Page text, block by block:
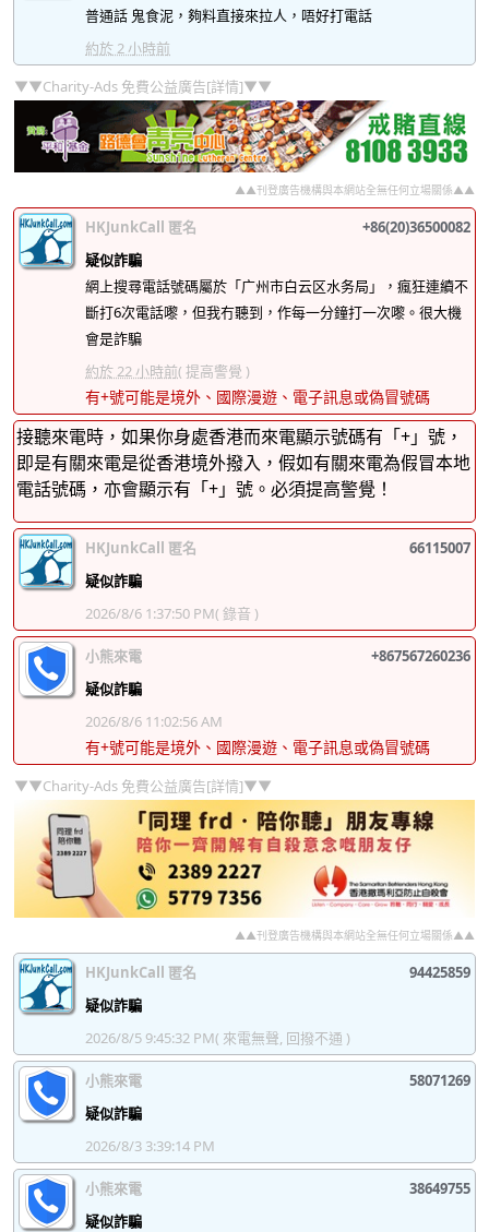
普通話 鬼食泥，夠料直接來拉人，唔好打電話
約於 2 小時前
▼▼Charity-Ads 免費公益廣告[詳情]▼▼
▲▲刊登廣告機構與本網站全無任何立場關係▲▲
HKJunkCall 匿名
+86(20)36500082
疑似詐騙
網上搜尋電話號碼屬於「广州市白云区水务局」，瘋狂連續不
斷打6次電話嚟，但我冇聽到，作每一分鐘打一次嚟。很大機
會是詐騙
約於 22 小時前( 提高警覺 )
有+號可能是境外、國際漫遊、電子訊息或偽冒號碼
接聽來電時，如果你身處香港而來電顯示號碼有「+」號，
即是有關來電是從香港境外撥入，假如有關來電為假冒本地
電話號碼，亦會顯示有「+」號。必須提高警覺！
HKJunkCall 匿名
66115007
疑似詐騙
2026/8/6 1:37:50 PM( 錄音 )
小熊來電
+867567260236
疑似詐騙
2026/8/6 11:02:56 AM
有+號可能是境外、國際漫遊、電子訊息或偽冒號碼
▼▼Charity-Ads 免費公益廣告[詳情]▼▼
▲▲刊登廣告機構與本網站全無任何立場關係▲▲
HKJunkCall 匿名
94425859
疑似詐騙
2026/8/5 9:45:32 PM( 來電無聲, 回撥不通 )
小熊來電
58071269
疑似詐騙
2026/8/3 3:39:14 PM
小熊來電
38649755
疑似詐騙